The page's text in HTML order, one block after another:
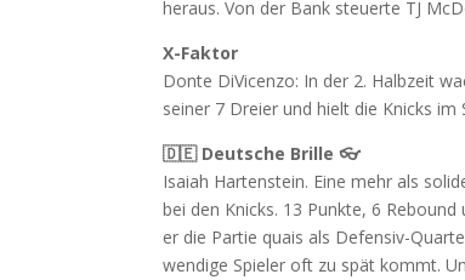
heraus. Von der Bank steuerte TJ
X-Faktor
Donte DiVicenzo: In der 2. Halbzeit
seiner 7 Dreier und hielt die Knicks im
🇩🇪 Deutsche Brille 👓
Isaiah Hartenstein. Eine mehr als
bei den Knicks. 13 Punkte, 6
er die Partie quais als Defensiv-
wendige Spieler oft zu spät kommt.